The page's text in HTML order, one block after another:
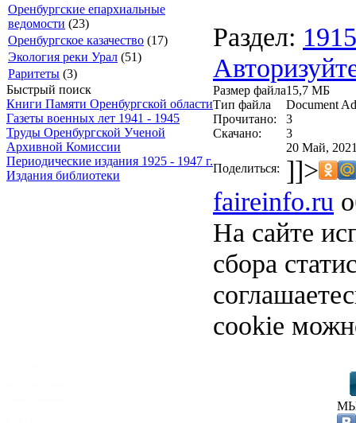
Оренбургские епархиальные
ведомости (23)
Оренбургское казачество (17)
Экология реки Урал (51)
Раритеты (3)
Быстрый поиск
Книги Памяти Оренбургской области
Газеты военных лет 1941 - 1945
Труды Оренбургской Ученой
Архивной Комиссии
Периодические издания 1925 - 1947 г.
Издания библиотеки
Раздел: 1915
Размер файла15,7 МБ
Тип файла
Document
Прочитано:
3
Скачано:
3
20 Май,
Поделиться: ]]>
faireinfo.ru
На сайте
сбора
cookie